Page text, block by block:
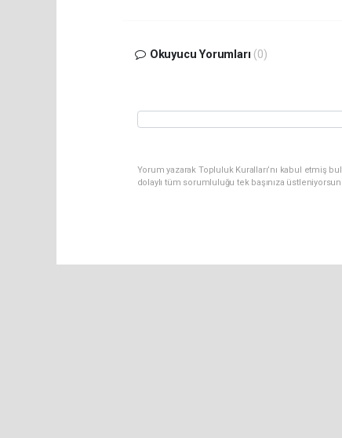
Okuyucu Yorumları (0)
Yorum yazarak Topluluk Kuralları’nı kabul etmiş
dolaylı tüm sorumluluğu tek başınıza